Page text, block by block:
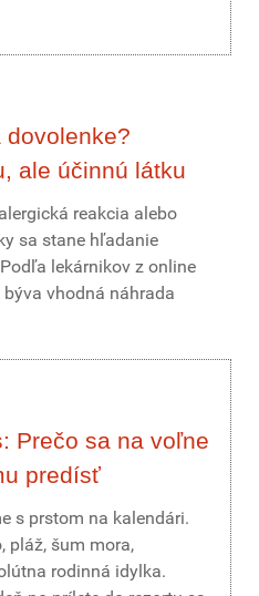
dovolenke?
ale účinnú látku
reakcia alebo
sa stane hľadanie
lekárnikov z online
vhodná náhrada
Prečo sa na voľne
predísť
s prstom na kalendári.
pláž, šum mora,
rodinná idylka.